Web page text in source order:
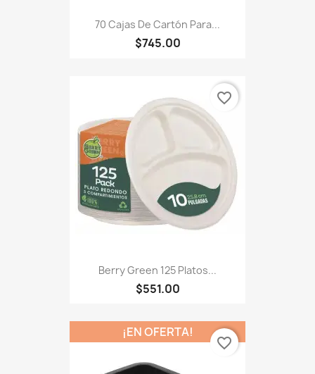
70 Cajas De Cartón Para...
$745.00
Berry Green 125 Platos...
$551.00
favorite_border
¡EN OFERTA!
favorite_border